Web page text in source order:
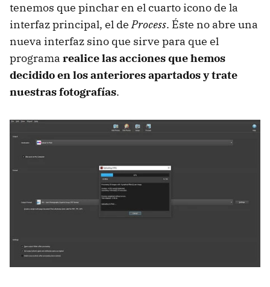
tenemos que pinchar en el cuarto icono de la
interfaz principal, el deProcess. Éste no abre una
nueva interfaz sino que sirve para que el
programa realice las acciones que hemos
decidido en los anteriores apartados y trate
nuestras fotografías.